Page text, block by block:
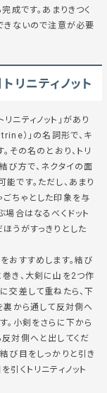
成です。あまりきつく
きないので注意が必要
リニティノット
ニティノット」があり
trine）」の名詞形で、キ
その名のとおり、トリ
び方で、ネクタイの面
です。ただし、あまり
ちゃとした印象を与
場合はなるべくドット
うがすっきりとした
おすすめします。結び
き、大剣に山を2つ作
交差して重ねたら、下
裏から通して反対側へ
。小剣をさらに下から
対側へと出してくだ
び目をしっかりと引き
くトリニティノット